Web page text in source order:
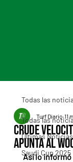
Todas las
Últimas Noticias
Saudi Cup 2025
Todas las
Crude
apunta al
Turf Diario 11
Así lo